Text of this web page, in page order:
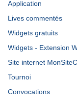
Application
Lives commentés
Widgets gratuits
Widgets - Extension
Site internet
Tournoi
Convocations